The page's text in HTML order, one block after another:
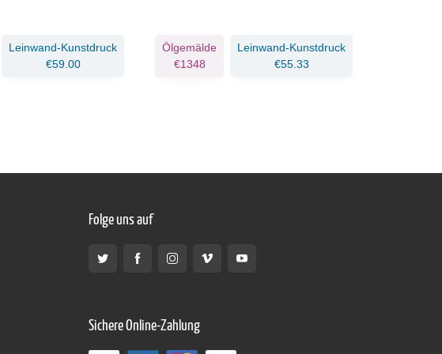
Leinwand-Kunstdruck
€59.00
Ölgemälde
€1348
Leinwand-Kunstdruck
€55.33
Folge uns auf
Sichere Online-Zahlung